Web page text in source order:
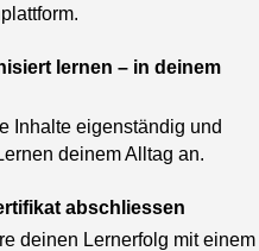
lernen – in deinem
Inhalte eigenständig und
deinem Alltag an.
abschliessen
deinen Lernerfolg mit einem